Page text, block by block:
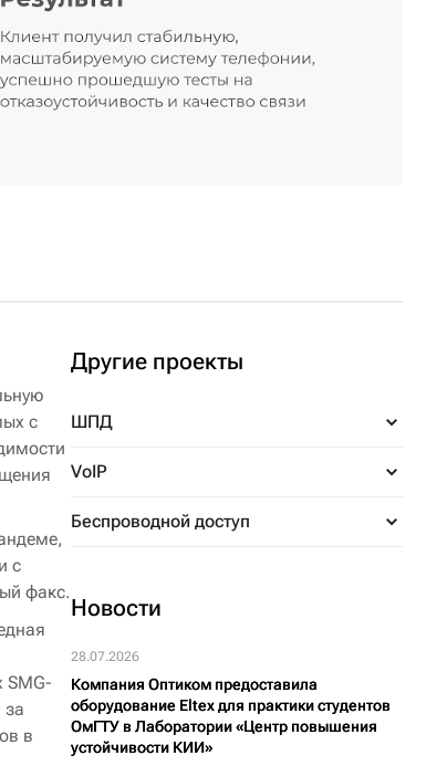
с
с
факс.
SMG-
за
в
Другие проекты
ШПД
VoIP
Беспроводной доступ
Новости
28.07.2026
Компания Оптиком предоставила
оборудование Eltex для практики студентов
ОмГТУ в Лаборатории «Центр повышения
устойчивости КИИ»